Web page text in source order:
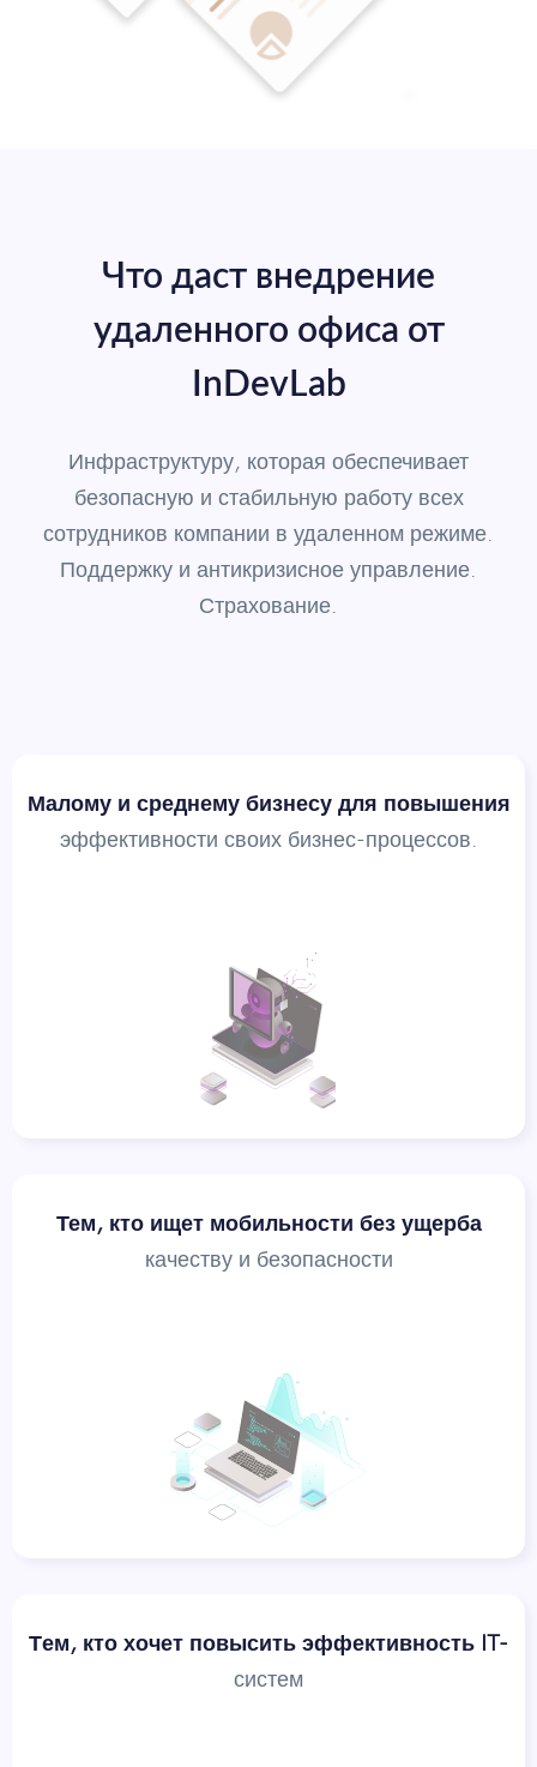
Что даст внедрение
удаленного офиса от
InDevLab
Инфраструктуру, которая обеспечивает
безопасную и стабильную работу всех
сотрудников компании в удаленном режиме.
Поддержку и антикризисное управление.
Страхование.
Малому и среднему бизнесу для повышения
эффективности своих бизнес-процессов.
Тем, кто ищет мобильности без ущерба
качеству и безопасности
Тем, кто хочет повысить эффективность IT-
систем